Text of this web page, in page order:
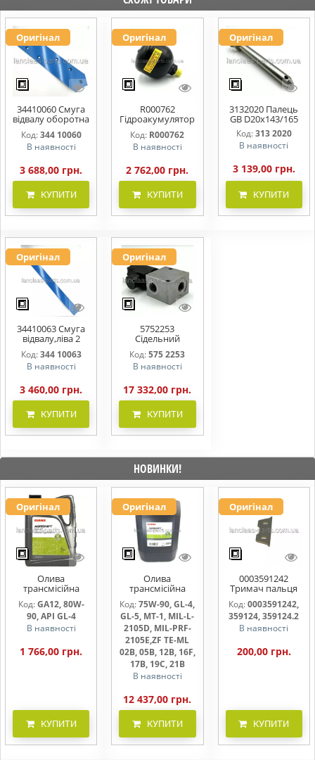
Оригінал
34410060 Смуга
відвалу оборотна
, права 1 BS/W RE
561x10x120
Код:344 10060
В наявності
3 688,00 грн.
КУПИТИ
Оригінал
R000762
Гідроакумулятор
Typ 0,32l 210-
080bar G3/8ZL,
Примус, Лемкен
Код: R000762
В наявності
2 762,00 грн.
КУПИТИ
Оригінал
3132020 Палець
GB D20x143/165
Код:313 2020
В наявності
3 139,00 грн.
КУПИТИ
Оригінал
34410063 Смуга
відвалу,ліва 2
BS40/42 LI
667x10x60
Код:344 10063
В наявності
3 460,00 грн.
КУПИТИ
Оригінал
5752253
Сідельний
клапан Lemken
Код: 575 2253
В наявності
17 332,00 грн.
КУПИТИ
НОВИНКИ!
Оригінал
Олива
трансмісійна
AGRISHIFT GA12 5
л
Код:GA12, 80W-
90, API GL-4
В наявності
1 766,00 грн.
КУПИТИ
Оригінал
Олива
трансмісійна
AGRISHIFT SYN FE
75W90 20л
Код: 75W-90, GL-4,
GL-5, MT-1, MIL-L-
2105D, MIL-PRF-
2105E,ZF TE-ML
02B, 05B, 12B, 16F,
17B, 19C, 21B
В наявності
12 437,00 грн.
КУПИТИ
Оригінал
0003591242
Тримач пальця
жниварки
Код:0003591242,
359124, 359124.2
В наявності
200,00 грн.
КУПИТИ